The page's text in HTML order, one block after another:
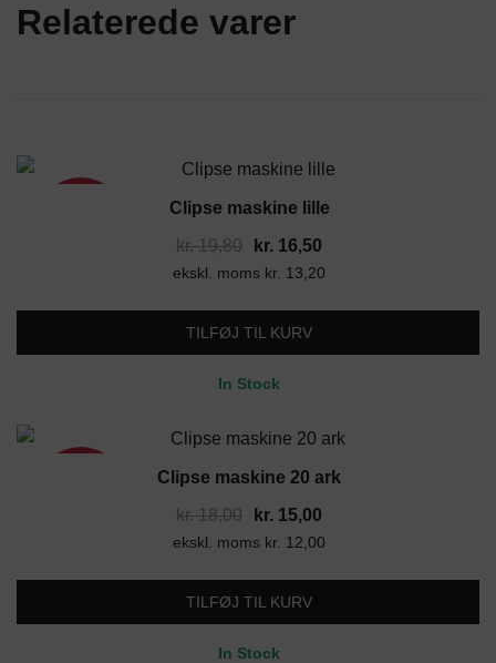
Relaterede varer
Clipse maskine lille
kr.19,80
Den
oprindelige
var:
kr. 19,80.
kr. 16,50
aktuelle
kr. 16,50.
ekskl. moms kr. 13,20
TILFØJ TIL KURV
In Stock
Clipse maskine 20 ark
kr.18,00
Den
oprindelige
var:
kr. 18,00.
kr. 15,00
aktuelle
kr. 15,00.
ekskl. moms kr. 12,00
TILFØJ TIL KURV
In Stock